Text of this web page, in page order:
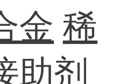
金 稀
助剂